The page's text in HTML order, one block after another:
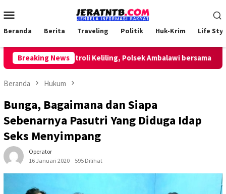
ke
Mobile
Beranda Berita Traveling Politik Huk-Krim Life
Breaking News
Lakukan Patroli Keliling, Polsek Ambalawi bersama TNI dan
Beranda Hukum
Bunga, Bagaimana dan Siapa
Sebenarnya Pasutri Yang Diduga Idap
Seks Menyimpang
Operator
16 Januari 2020
595 Dilihat